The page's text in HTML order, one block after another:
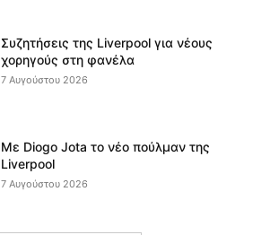
Συζητήσεις της Liverpool για νέους
χορηγούς στη φανέλα
7 Αυγούστου 2026
Με Diogo Jota το νέο πούλμαν της
Liverpool
7 Αυγούστου 2026